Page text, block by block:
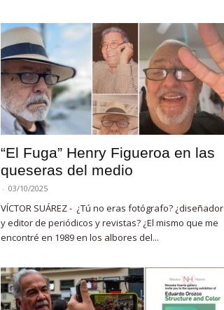
“El Fuga” Henry Figueroa en las
queseras del medio
- 03/10/2025
VÍCTOR SUÁREZ - ¿Tú no eras fotógrafo? ¿diseñador
y editor de periódicos y revistas? ¿El mismo que me
encontré en 1989 en los albores del...